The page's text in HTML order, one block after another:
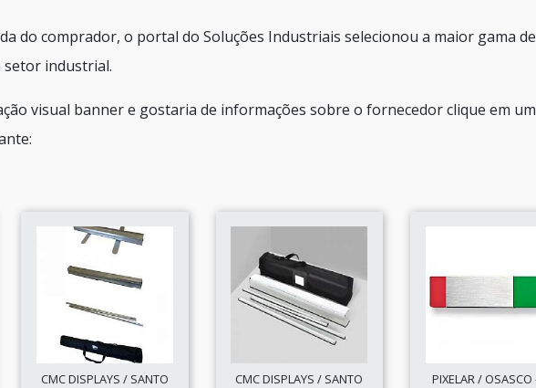
do comprador, o portal do Soluções Industriais selecionou a maior gama de
setor industrial.
visual banner e gostaria de informações sobre o fornecedor clique em
CMC DISPLAYS / SANTO
CMC DISPLAYS / SANTO
PIXELAR / OSASCO